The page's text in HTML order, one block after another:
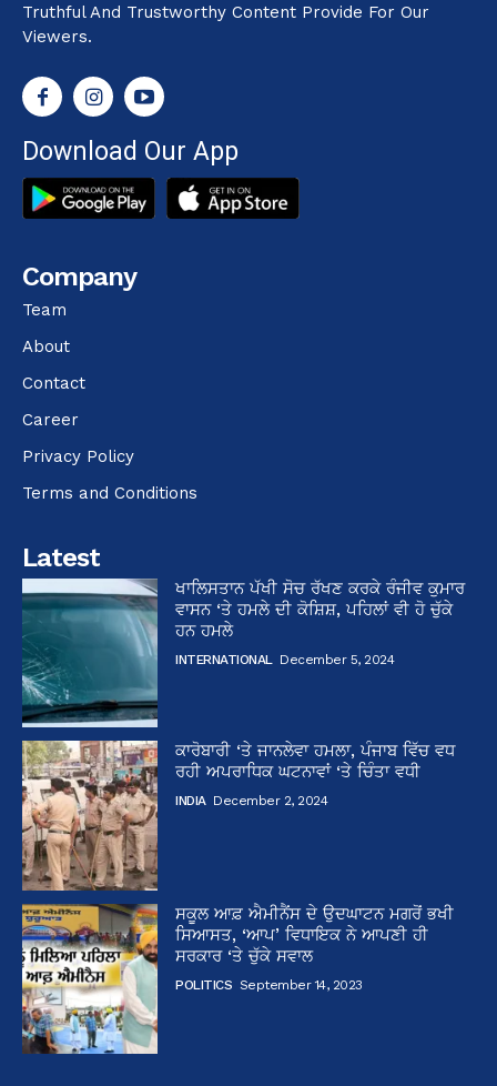
Truthful And Trustworthy Content Provide For Our
Viewers.
Download Our App
Company
Team
About
Contact
Career
Privacy Policy
Terms and Conditions
Latest
ਖਾਲਿਸਤਾਨ ਪੱਖੀ ਸੋਚ ਰੱਖਣ ਕਰਕੇ ਰੰਜੀਵ ਕੁਮਾਰ
ਵਾਸਨ ‘ਤੇ ਹਮਲੇ ਦੀ ਕੋਸ਼ਿਸ਼, ਪਹਿਲਾਂ ਵੀ ਹੋ ਚੁੱਕੇ
ਹਨ ਹਮਲੇ
INTERNATIONAL December 5, 2024
ਕਾਰੋਬਾਰੀ ‘ਤੇ ਜਾਨਲੇਵਾ ਹਮਲਾ, ਪੰਜਾਬ ਵਿੱਚ ਵਧ
ਰਹੀ ਅਪਰਾਧਿਕ ਘਟਨਾਵਾਂ ‘ਤੇ ਚਿੰਤਾ ਵਧੀ
INDIA December 2, 2024
ਸਕੂਲ ਆਫ਼ ਐਮੀਨੈਂਸ ਦੇ ਉਦਘਾਟਨ ਮਗਰੋਂ ਭਖੀ
ਸਿਆਸਤ, ‘ਆਪ’ ਵਿਧਾਇਕ ਨੇ ਆਪਣੀ ਹੀ
ਸਰਕਾਰ ‘ਤੇ ਚੁੱਕੇ ਸਵਾਲ
POLITICS September 14, 2023